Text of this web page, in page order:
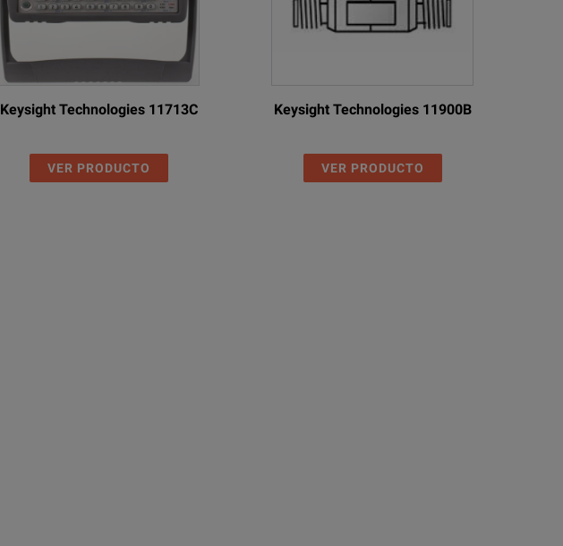
Keysight Technologies 11713C
VER PRODUCTO
Keysight Technologies 11900B
VER PRODUCTO